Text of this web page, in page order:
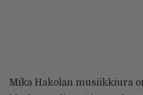
Mika Hakolan musiikkiura